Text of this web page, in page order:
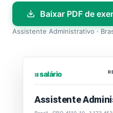
Baixar PDF de
Assistente Administrativo ·
⏐⏐⏐ salário
Assistente